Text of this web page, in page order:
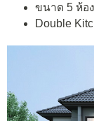
ขนาด 5 ห้อ
Double